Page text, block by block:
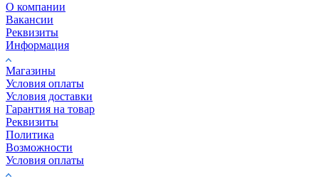
О компании
Вакансии
Реквизиты
Информация
Магазины
Условия оплаты
Условия доставки
Гарантия на товар
Реквизиты
Политика
Возможности
Условия оплаты